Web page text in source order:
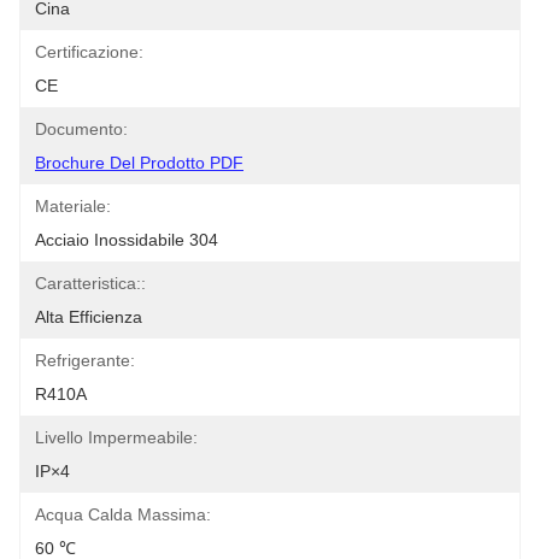
Cina
Certificazione:
CE
Documento:
Brochure Del Prodotto PDF
Materiale:
Acciaio Inossidabile 304
Caratteristica::
Alta Efficienza
Refrigerante:
R410A
Livello Impermeabile:
IP×4
Acqua Calda Massima:
60 ℃